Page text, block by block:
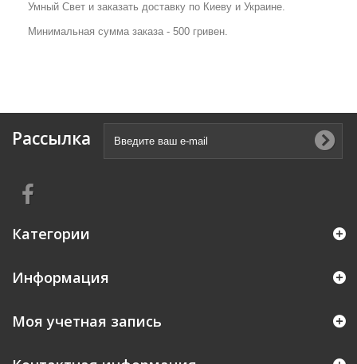
Умный Свет и заказать доставку по Киеву и Украине.
Минимальная сумма заказа - 500 гривен.
Рассылка
Категории
Информация
Моя учетная запись